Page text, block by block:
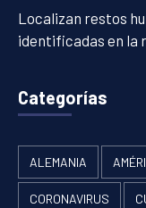
Localizan restos
identificadas en la
Categorías
ALEMANIA
CORONAVIRUS